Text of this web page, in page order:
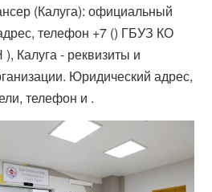
(Калуга): официальный
телефон +7 () ГБУЗ КО
- реквизиты и
Юридический адрес,
телефон и .